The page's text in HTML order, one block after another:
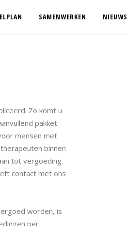
SAMENWERKEN NIEUWS
Zo komt u
pakket
mensen met
binnen
tot vergoeding.
contact met ons
worden, is
per